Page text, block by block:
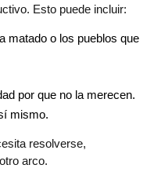
Esto puede incluir:
matado o los pueblos que
por que no la merecen.
mismo.
resolverse,
arco.